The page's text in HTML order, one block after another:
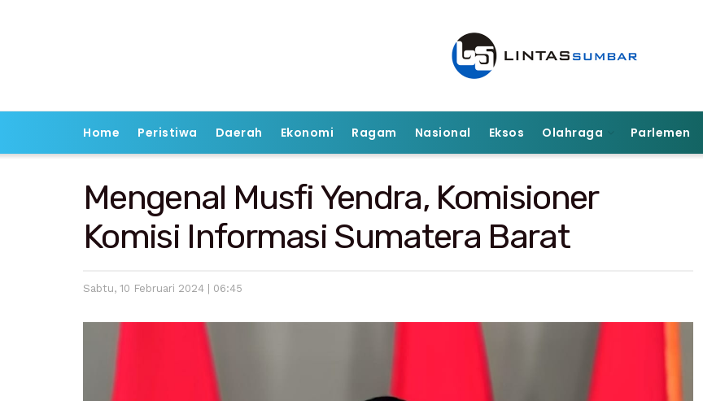
Home Peristiwa Daerah Ekonomi Ragam Nasional Eksos Olahraga Parlemen
Mengenal Musfi Yendra, Komisioner
Komisi Informasi Sumatera Barat
Sabtu, 10 Februari 2024 | 06:45